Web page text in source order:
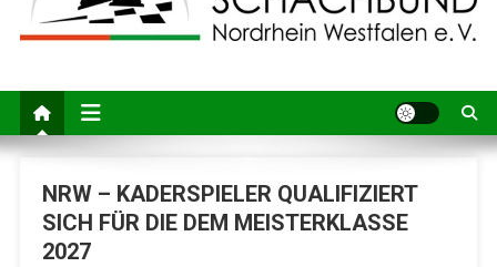
NRW – KADERSPIELER QUALIFIZIERT
SICH FÜR DIE DEM MEISTERKLASSE
2027